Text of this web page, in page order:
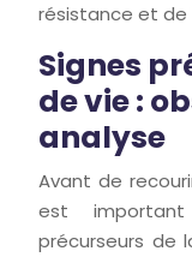
résistance et
Signes
de vie :
analyse
Avant de
est
précurseurs de